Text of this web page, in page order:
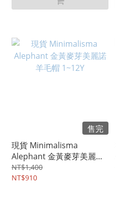
售完
現貨 Minimalisma
Alephant 金黃麥芽美麗諾
羊毛帽 1~12Y
NT$1,400
NT$910